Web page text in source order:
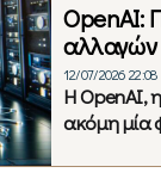
OpenAI:
αλλαγών
12/07/2026 22:08
Η OpenAI,
ακόμη μία